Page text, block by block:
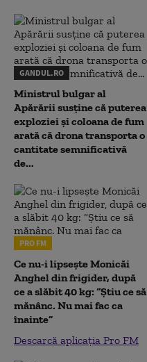
GANDUL.RO
Ministrul bulgar al
Apărării susține că puterea
exploziei și coloana de fum
arată că drona transporta o
cantitate semnificativă
de...
PRO FM
Ce nu-i lipsește Monicăi
Anghel din frigider, după
ce a slăbit 40 kg: “Știu ce să
mănânc. Nu mai fac ca
înainte”
Descarcă aplicația Pro FM